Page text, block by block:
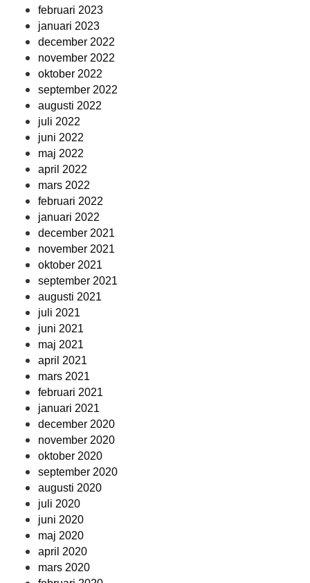
februari 2023
januari 2023
december 2022
november 2022
oktober 2022
september 2022
augusti 2022
juli 2022
juni 2022
maj 2022
april 2022
mars 2022
februari 2022
januari 2022
december 2021
november 2021
oktober 2021
september 2021
augusti 2021
juli 2021
juni 2021
maj 2021
april 2021
mars 2021
februari 2021
januari 2021
december 2020
november 2020
oktober 2020
september 2020
augusti 2020
juli 2020
juni 2020
maj 2020
april 2020
mars 2020